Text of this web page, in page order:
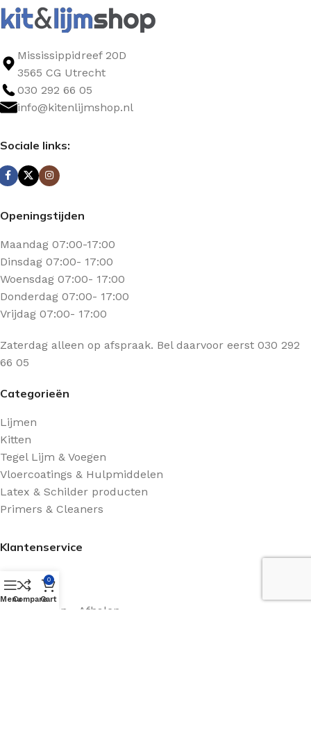
Mississippidreef 20D
3565 CG Utrecht
030 292 66 05
info@kitenlijmshop.nl
Sociale links:
Openingstijden
Maandag 07:00-17:00
Dinsdag 07:00- 17:00
Woensdag 07:00- 17:00
Donderdag 07:00- 17:00
Vrijdag 07:00- 17:00
Zaterdag alleen op afspraak. Bel daarvoor eerst 030 292
66 05
Categorieën
Lijmen
Kitten
Tegel Lijm & Voegen
Vloercoatings & Hulpmiddelen
Latex & Schilder producten
Primers & Cleaners
Klantenservice
Contact
Retourneren - Afhalen
MenuCompare
0
Cart